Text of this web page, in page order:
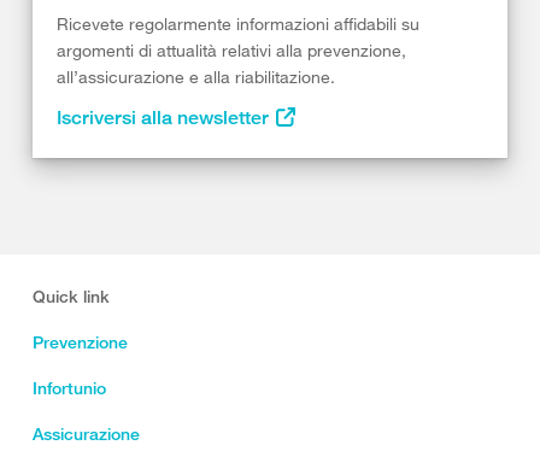
Ricevete regolarmente informazioni affidabili su
argomenti di attualità relativi alla prevenzione,
all’assicurazione e alla riabilitazione.
Iscriversi alla newsletter
Quick link
Prevenzione
Infortunio
Assicurazione